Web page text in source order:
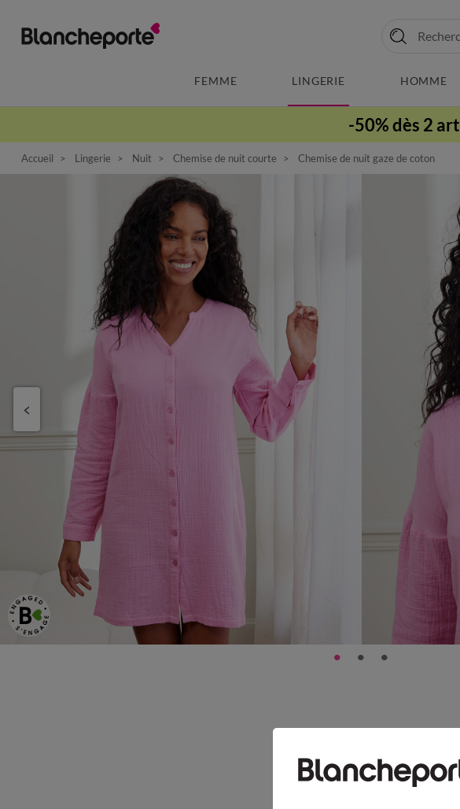
FEMME LINGERIE HOMME
-50% dès 2
Accueil Lingerie Nuit Chemise de nuit courte Chemise de nuit gaze de coton